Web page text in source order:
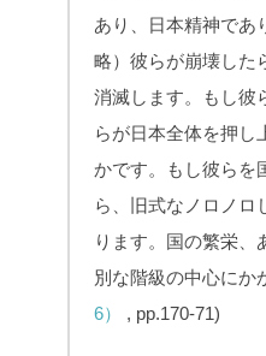
あり、日本精神であ
略）彼らが崩壊した
消滅します。もし彼
らが日本全体を押し
かです。もし彼らを
ら、旧式なノロノロ
ります。国の繁栄、
別な階級の中心にか
6）
, pp.170-71)